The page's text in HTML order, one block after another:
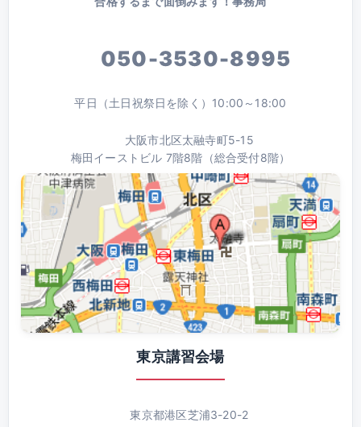
050-3530-8995
平日（土日祝祭日を除く）10:00～18:00
大阪市北区太融寺町5-15
梅田イーストビル 7階8階（総合受付8階）
東京講習会場
東京都港区芝浦3-20-2